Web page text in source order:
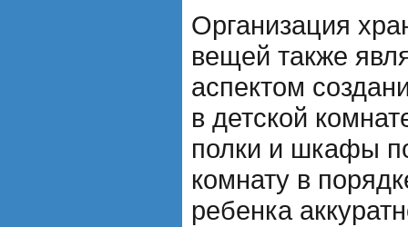
Организация
вещей также
аспектом
в детской
полки и шкафы
комнату в
ребенка